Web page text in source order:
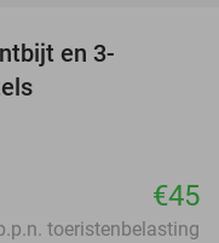
en 3-
€45
toeristenbelasting